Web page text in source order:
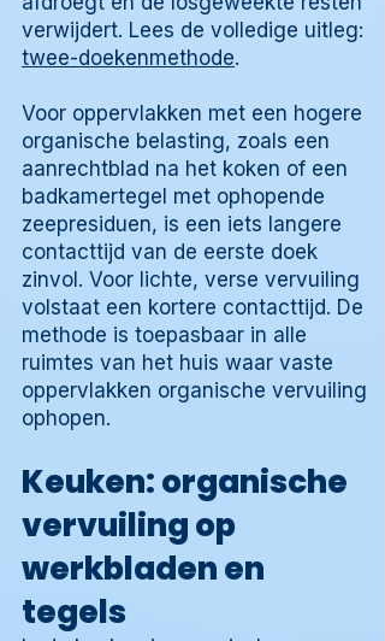
verwijdert. Lees de volledige uitleg:
twee-doekenmethode.
Voor oppervlakken met een hogere
organische belasting, zoals een
aanrechtblad na het koken of een
badkamertegel met ophopende
zeepresiduen, is een iets langere
contacttijd van de eerste doek
zinvol. Voor lichte, verse vervuiling
volstaat een kortere contacttijd. De
methode is toepasbaar in alle
ruimtes van het huis waar vaste
oppervlakken organische vervuiling
ophopen.
Keuken: organische
vervuiling op
werkbladen en
tegels